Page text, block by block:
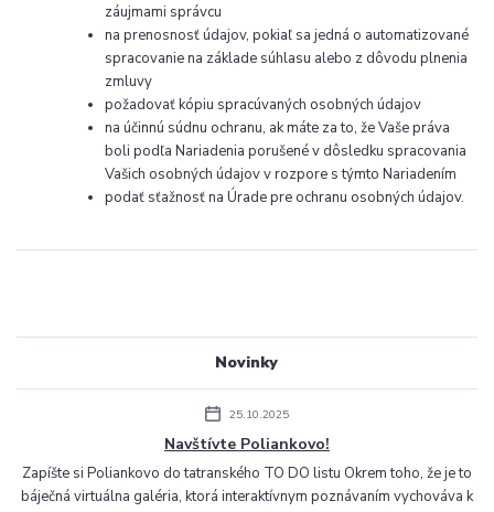
Novinky
25.10.2025
Navštívte Poliankovo!
Zapíšte si Poliankovo do tatranského TO DO listu Okrem toho, že je to
báječná virtuálna galéria, ktorá interaktívnym poznávaním vychováva k
záujmami správcu
na prenosnosť údajov, pokiaľ sa jedná o automatizované
spracovanie na základe súhlasu alebo z dôvodu plnenia
zmluvy
požadovať kópiu spracúvaných osobných údajov
na účinnú súdnu ochranu, ak máte za to, že Vaše práva
boli podľa Nariadenia porušené v dôsledku spracovania
Vašich osobných údajov v rozpore s týmto Nariadením
podať sťažnosť na Úrade pre ochranu osobných údajov.